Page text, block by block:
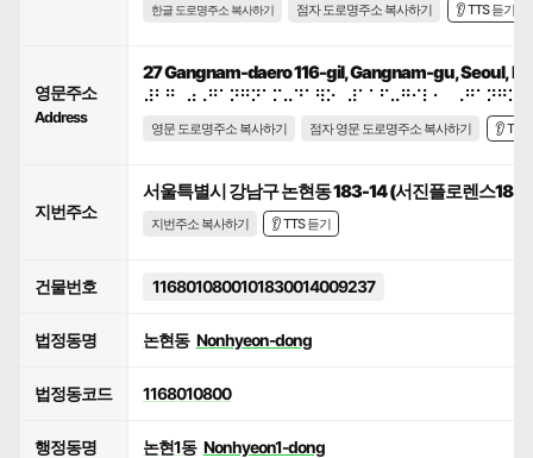
한글 도로명주소 복사하기 점자 도로명주소 복사하기 👂 TTS 듣기
영문주소
Address
27 Gangnam-daero 116-gil, Gangnam-gu, Seoul,
영문 도로명주소 복사하기 점자 영문 도로명주소 복사하기 👂 TTS
지번주소
서울특별시 강남구 논현동 183-14 (서진플로렌스183
지번주소 복사하기 👂 TTS 듣기
건물번호 1168010800101830014009237
법정동명 논현동 Nonhyeon-dong
법정동코드 1168010800
행정동명 논현1동 Nonhyeon1-dong